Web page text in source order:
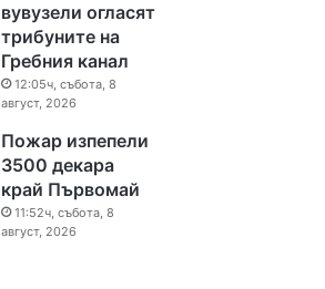
вувузели огласят
трибуните на
Гребния канал
12:05ч, събота, 8
август, 2026
Пожар изпепели
3500 декара
край Първомай
11:52ч, събота, 8
август, 2026